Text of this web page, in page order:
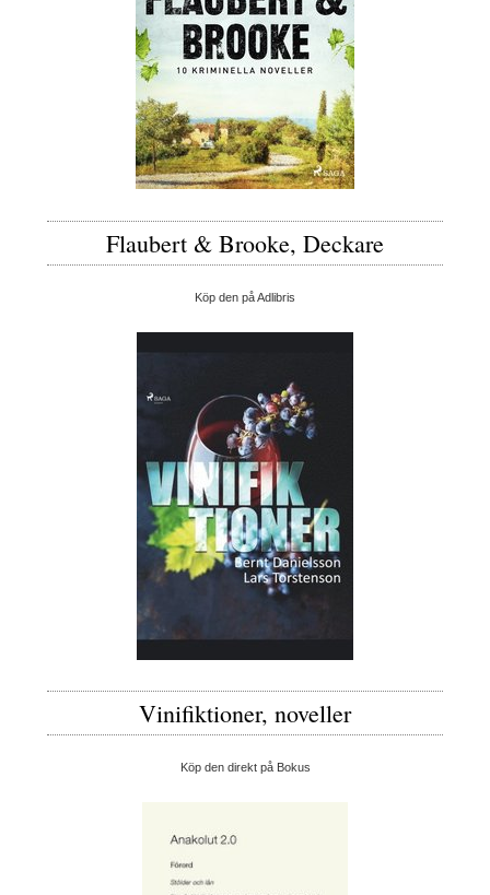
Flaubert & Brooke, Deckare
Köp den på Adlibris
Vinifiktioner, noveller
Köp den direkt på Bokus